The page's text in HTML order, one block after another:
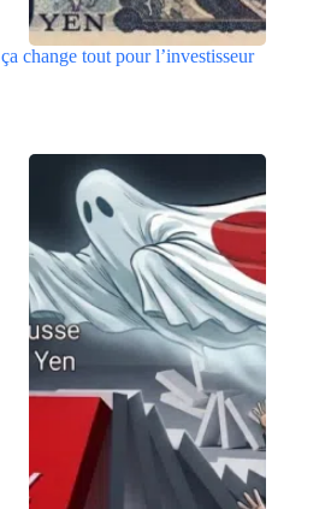
change tout pour l’investisseur